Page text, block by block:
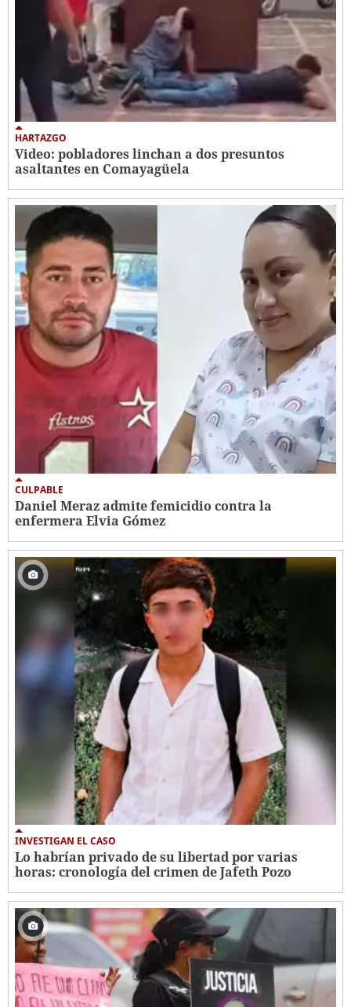
HARTAZGO
Video: pobladores linchan a dos presuntos
asaltantes en Comayagüela
CULPABLE
Daniel Meraz admite femicidio contra la
enfermera Elvia Gómez
INVESTIGAN EL CASO
Lo habrían privado de su libertad por varias
horas: cronología del crimen de Jafeth Pozo